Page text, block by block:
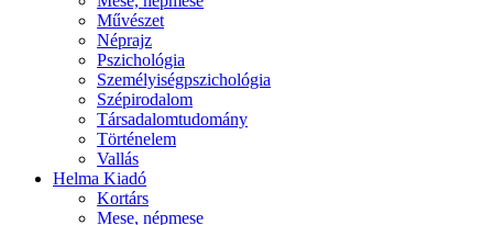
Művészet
Néprajz
Pszichológia
Személyiségpszichológia
Szépirodalom
Társadalomtudomány
Történelem
Vallás
Helma Kiadó
Kortárs
Mese, népmese